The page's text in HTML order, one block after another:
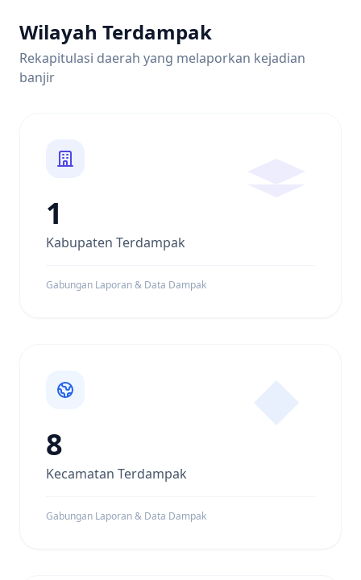
Wilayah Terdampak
Rekapitulasi daerah yang melaporkan kejadian
banjir
1
Kabupaten Terdampak
Gabungan Laporan & Data Dampak
8
Kecamatan Terdampak
Gabungan Laporan & Data Dampak